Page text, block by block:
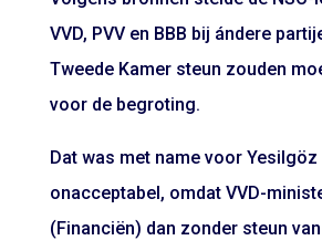
VVD, PVV en BBB bij ándere
Tweede Kamer steun zouden
voor de begroting.
Dat was met name voor
onacceptabel, omdat VVD-
(Financiën) dan zonder steun